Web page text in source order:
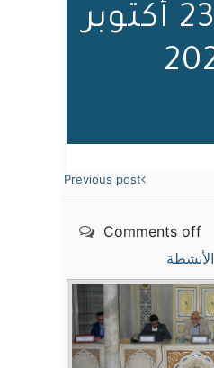
21و22و23 أكتوبر
Previous post
Comments off
الأنشطة